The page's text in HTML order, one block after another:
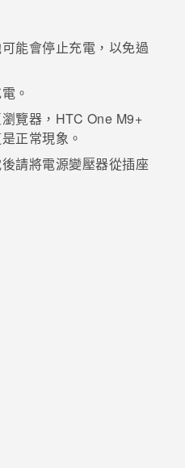
能會停止充電，以免過
。
覽器， HTC One M9+
正常現象。
請將電源變壓器從插座